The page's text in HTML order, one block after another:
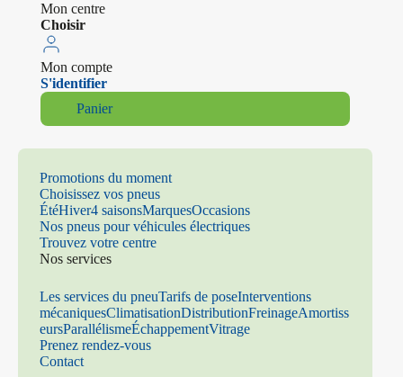
Mon centre
Choisir
Mon compte
S'identifier
Panier
Promotions du moment
Choisissez vos pneus
ÉtéHiver4 saisonsMarquesOccasions
Nos pneus pour véhicules électriques
Trouvez votre centre
Nos services
Les services du pneuTarifs de poseInterventions
mécaniquesClimatisationDistributionFreinageAmortiss
eursParallélismeÉchappementVitrage
Prenez rendez-vous
Contact